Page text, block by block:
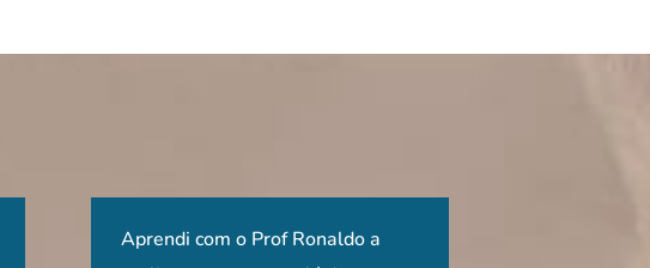
Os dois cursos que pude participar
Ter acesso no nosso país a um
O curso do Dr Ronaldo Casimiro é
Aprendi com o Prof Ronaldo a